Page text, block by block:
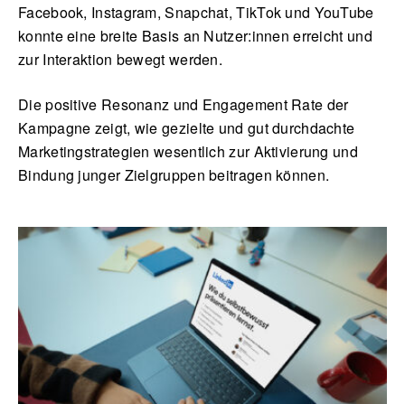
Facebook, Instagram, Snapchat, TikTok und YouTube
konnte eine breite Basis an Nutzer:innen erreicht und
zur Interaktion bewegt werden.
Die positive Resonanz und Engagement Rate der
Kampagne zeigt, wie gezielte und gut durchdachte
Marketingstrategien wesentlich zur Aktivierung und
Bindung junger Zielgruppen beitragen können.